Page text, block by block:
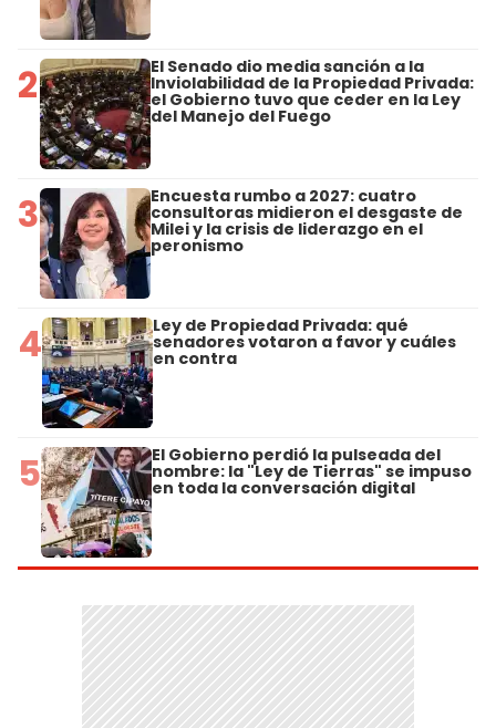
2 El Senado dio media sanción a la
Inviolabilidad de la Propiedad Privada:
el Gobierno tuvo que ceder en la Ley
del Manejo del Fuego
3 Encuesta rumbo a 2027: cuatro
consultoras midieron el desgaste de
Milei y la crisis de liderazgo en el
peronismo
4 Ley de Propiedad Privada: qué
senadores votaron a favor y cuáles
en contra
5 El Gobierno perdió la pulseada del
nombre: la "Ley de Tierras" se impuso
en toda la conversación digital